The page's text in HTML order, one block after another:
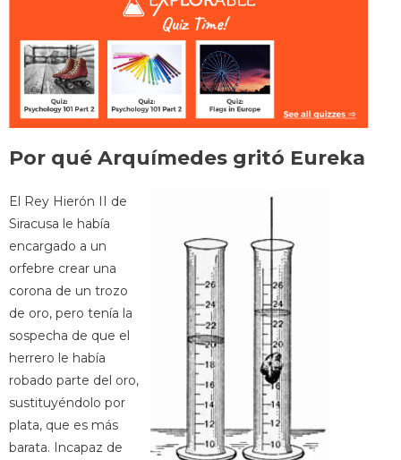
Por qué Arquímedes gritó Eureka
El Rey Hierón II de
Siracusa le había
encargado a un
orfebre crear una
corona de un trozo
de oro, pero tenía la
sospecha de que el
herrero le había
robado parte del oro,
sustituyéndolo por
plata, que es más
barata. Incapaz de